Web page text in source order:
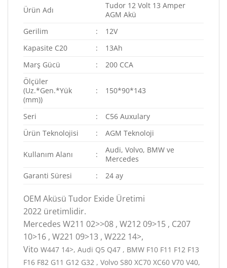
Ürün Adı
Tudor 12 Volt 13 Amper
AGM Akü
Gerilim
:
12V
Kapasite C20
:
13Ah
Marş Gücü
:
200 CCA
Ölçüler
(Uz.*Gen.*Yük
(mm))
: 150*90*143
Seri :
C56 Auxulary
Ürün Teknolojisi
: AGM Teknoloji
Kullanım Alanı :
Audi, Volvo, BMW ve
Mercedes
Garanti Süresi
: 24 ay
OEM Aküsü Tudor Exide Üretimi
2022 üretimlidir.
Mercedes W211 02>>08 , W212 09>15 , C207
10>16 , W221 09>13 , W222 14>,
Vito W447 14>, Audi Q5 Q47 , BMW F10 F11 F12 F13
F16 F82 G11 G12 G32 , Volvo S80 XC70 XC60 V70 V40,